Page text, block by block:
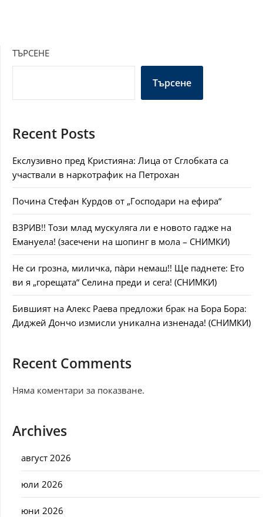
ТЪРСЕНЕ
Търсене
Recent Posts
Екслузивно пред Кристияна: Лица от Сглобката са
участвали в наркотрафик на Петрохан
Почина Стефан Курдов от „Господари на ефира“
ВЗРИВ!! Този млад мускуляга ли е новото гадже на
Емануела! (засечени на шопинг в мола – СНИМКИ)
Не си грозна, миличка, па̀ри немаш!! Ще паднете: Ето
ви я „горещата“ Селина преди и сега! (СНИМКИ)
Бившият на Алекс Раева предложи брак на Бора Бора:
Диджей Дончо измисли уникална изненада! (СНИМКИ)
Recent Comments
Няма коментари за показване.
Archives
август 2026
юли 2026
юни 2026